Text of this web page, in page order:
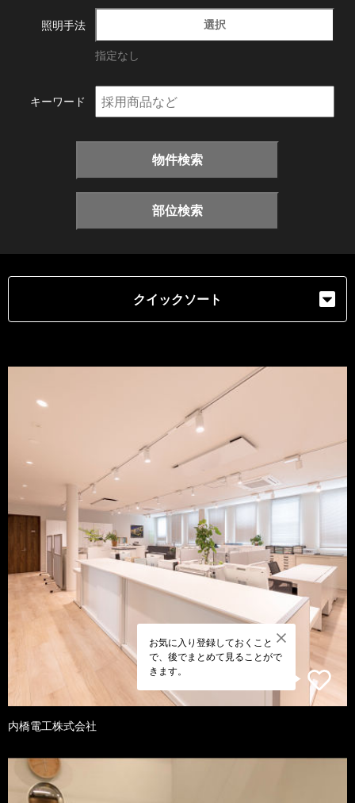
照明手法 選択
指定なし
キーワード
物件検索
部位検索
クイックソート
お気に入り登録しておくこと
で、後でまとめて見ることがで
きます。
内橋電工株式会社